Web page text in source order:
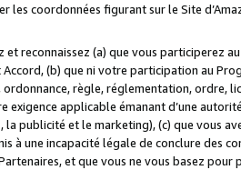
les coordonnées figurant sur le Site
et reconnaissez (a) que vous participerez
(b) que ni votre participation au
règle, réglementation, ordre,
exigence applicable émanant d’une
publicité et le marketing), (c) que vous
à une incapacité légale de conclure des
et que vous ne vous basez